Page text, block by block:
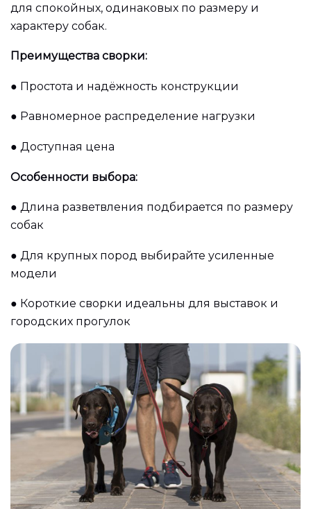
для спокойных, одинаковых по размеру и
характеру собак.
Преимущества сворки:
● Простота и надёжность конструкции
● Равномерное распределение нагрузки
● Доступная цена
Особенности выбора:
● Длина разветвления подбирается по размеру
собак
● Для крупных пород выбирайте усиленные
модели
● Короткие сворки идеальны для выставок и
городских прогулок